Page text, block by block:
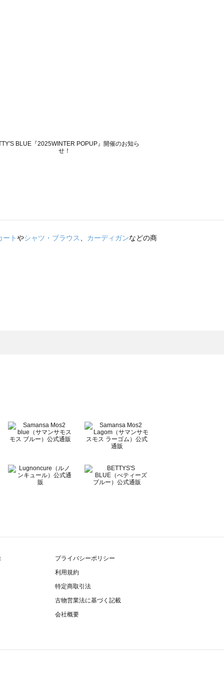
ートやシャツ・ブラウス カーディガンなどの商
プライバシーポリシー
利用規約
特定商取引法
古物営業法に基づく記載
会社概要